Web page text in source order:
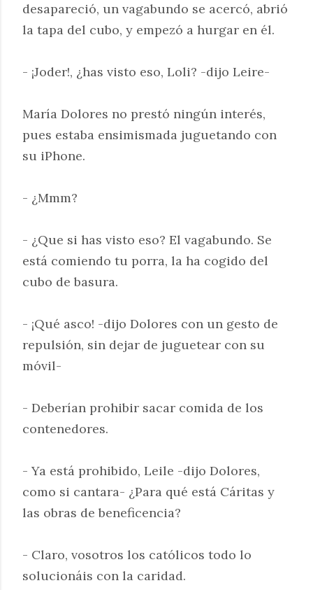
desapareció, un vagabundo se acercó, abrió
la tapa del cubo, y empezó a hurgar en él.
- ¡Joder!, ¿has visto eso, Loli? -dijo Leire-
María Dolores no prestó ningún interés,
pues estaba ensimismada juguetando con
su iPhone.
- ¿Mmm?
- ¿Que si has visto eso? El vagabundo. Se
está comiendo tu porra, la ha cogido del
cubo de basura.
- ¡Qué asco! -dijo Dolores con un gesto de
repulsión, sin dejar de juguetear con su
móvil-
- Deberían prohibir sacar comida de los
contenedores.
- Ya está prohibido, Leile -dijo Dolores,
como si cantara- ¿Para qué está Cáritas y
las obras de beneficencia?
- Claro, vosotros los católicos todo lo
solucionáis con la caridad.